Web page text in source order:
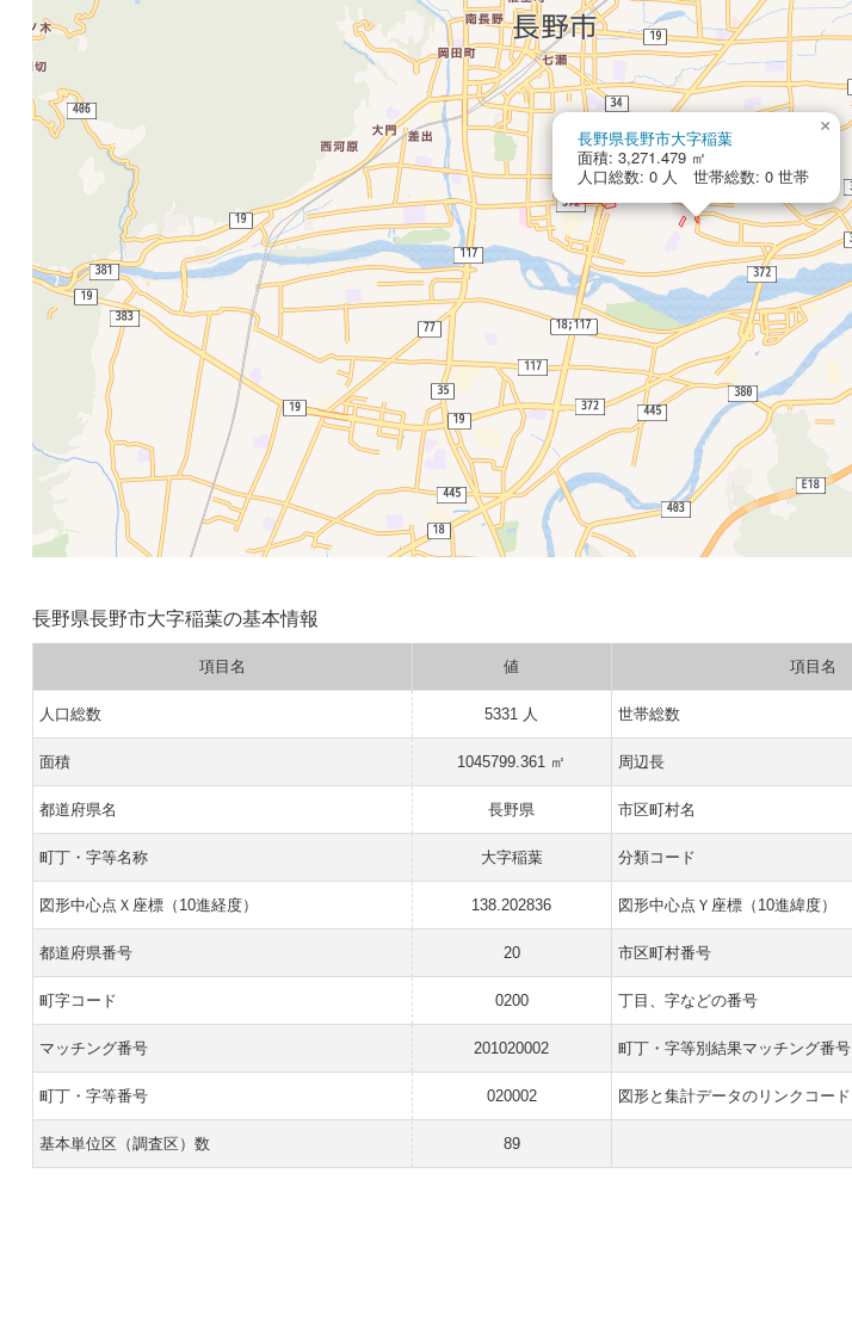
長野県長野市大字稲葉
面積: 3,271.479 ㎡
人口総数: 0 人 世帯総数: 0 世帯
×
長野県長野市大字稲葉の基本情報
項目名 値 項目名
人口総数 5331 人 世帯総数
面積 1045799.361 ㎡ 周辺長
都道府県名 長野県 市区町村名
町丁・字等名称 大字稲葉 分類コード
図形中心点Ｘ座標（10進経度） 138.202836 図形中心点Ｙ座標（10進緯度）
都道府県番号 20 市区町村番号
町字コード 0200 丁目、字などの番号
マッチング番号 201020002 町丁・字等別結果マッチング番号
町丁・字等番号 020002 図形と集計データのリンクコード
基本単位区（調査区）数 89